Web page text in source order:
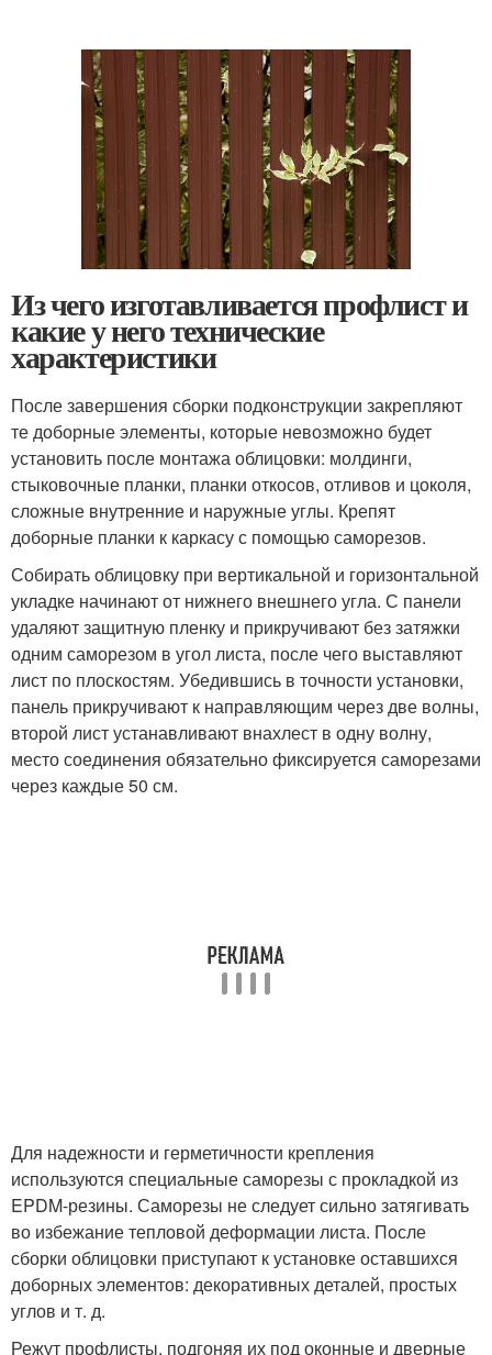
Из чего изготавливается профлист и
какие у него технические
характеристики
После завершения сборки подконструкции закрепляют
те доборные элементы, которые невозможно будет
установить после монтажа облицовки: молдинги,
стыковочные планки, планки откосов, отливов и цоколя,
сложные внутренние и наружные углы. Крепят
доборные планки к каркасу с помощью саморезов.
Собирать облицовку при вертикальной и горизонтальной
укладке начинают от нижнего внешнего угла. С панели
удаляют защитную пленку и прикручивают без затяжки
одним саморезом в угол листа, после чего выставляют
лист по плоскостям. Убедившись в точности установки,
панель прикручивают к направляющим через две волны,
второй лист устанавливают внахлест в одну волну,
место соединения обязательно фиксируется саморезами
через каждые 50 см.
Для надежности и герметичности крепления
используются специальные саморезы с прокладкой из
EPDM-резины. Саморезы не следует сильно затягивать
во избежание тепловой деформации листа. После
сборки облицовки приступают к установке оставшихся
доборных элементов: декоративных деталей, простых
углов и т. д.
Режут профлисты, подгоняя их под оконные и дверные